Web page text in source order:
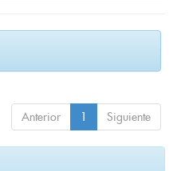
Anterior 1 Siguiente